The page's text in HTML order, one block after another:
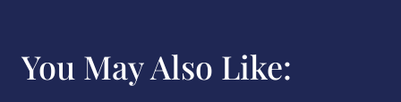
You May Also Like: